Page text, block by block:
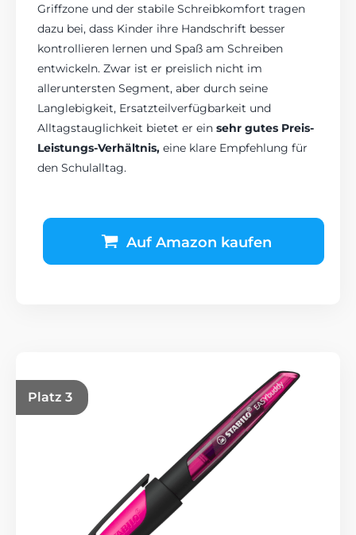
Griffzone und der stabile Schreibkomfort tragen
dazu bei, dass Kinder ihre Handschrift besser
kontrollieren lernen und Spaß am Schreiben
entwickeln. Zwar ist er preislich nicht im
alleruntersten Segment, aber durch seine
Langlebigkeit, Ersatzteilverfügbarkeit und
Alltagstauglichkeit bietet er einsehr gutes Preis-
Leistungs-Verhältnis, eine klare Empfehlung für
den Schulalltag.
Auf Amazon kaufen
Platz 3